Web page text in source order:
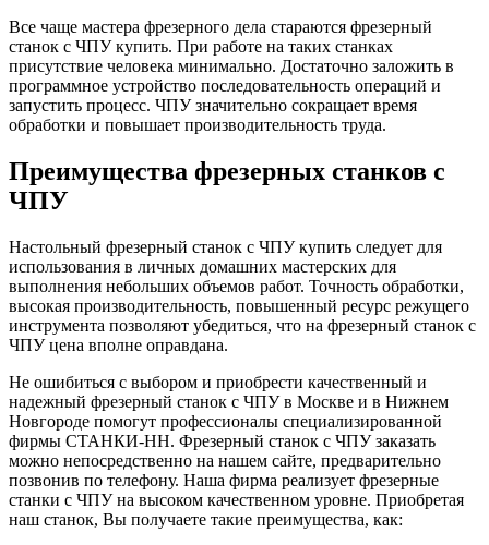
Все чаще мастера фрезерного дела стараются фрезерный
станок с ЧПУ купить. При работе на таких станках
присутствие человека минимально. Достаточно заложить в
программное устройство последовательность операций и
запустить процесс. ЧПУ значительно сокращает время
обработки и повышает производительность труда.
Преимущества фрезерных станков с
ЧПУ
Настольный фрезерный станок с ЧПУ купить следует для
использования в личных домашних мастерских для
выполнения небольших объемов работ. Точность обработки,
высокая производительность, повышенный ресурс режущего
инструмента позволяют убедиться, что на фрезерный станок с
ЧПУ цена вполне оправдана.
Не ошибиться с выбором и приобрести качественный и
надежный фрезерный станок с ЧПУ в Москве и в Нижнем
Новгороде помогут профессионалы специализированной
фирмы СТАНКИ-НН. Фрезерный станок с ЧПУ заказать
можно непосредственно на нашем сайте, предварительно
позвонив по телефону. Наша фирма реализует фрезерные
станки с ЧПУ на высоком качественном уровне. Приобретая
наш станок, Вы получаете такие преимущества, как: